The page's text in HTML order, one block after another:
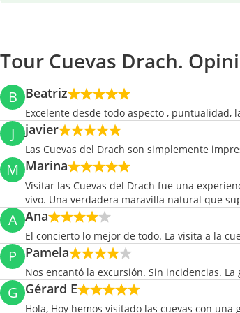
Tour Cuevas Drach.
B Beatriz
Excelente desde todo aspecto , puntualidad,
J javier
Las Cuevas del Drach son simplemente
M Marina
Visitar las Cuevas del Drach fue una
vivo. Una verdadera maravilla natural que
A Ana
El concierto lo mejor de todo. La visita a la
P Pamela
Nos encantó la excursión. Sin incidencias.
G Gérard E
Hola, Hoy hemos visitado las cuevas con